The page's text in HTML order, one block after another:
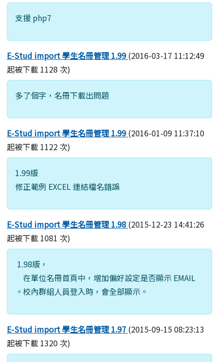
支援 php7
E-Stud import 學生名冊管理 1.99 (2016-03-17 11:12:49
起被下載 1128 次)
多了個字，名冊下載出問題
E-Stud import 學生名冊管理 1.99 (2016-01-09 11:37:10
起被下載 1122 次)
1.99版
修正範例 EXCEL 連結檔名錯誤
E-Stud import 學生名冊管理 1.98 (2015-12-23 14:41:26
起被下載 1081 次)
1.98版，
在單位名冊首頁中，增加偏好設定是否顯示 EMAIL
。校內群組人員登入時，會全部顯示。
E-Stud import 學生名冊管理 1.97 (2015-09-15 08:23:13
起被下載 1320 次)